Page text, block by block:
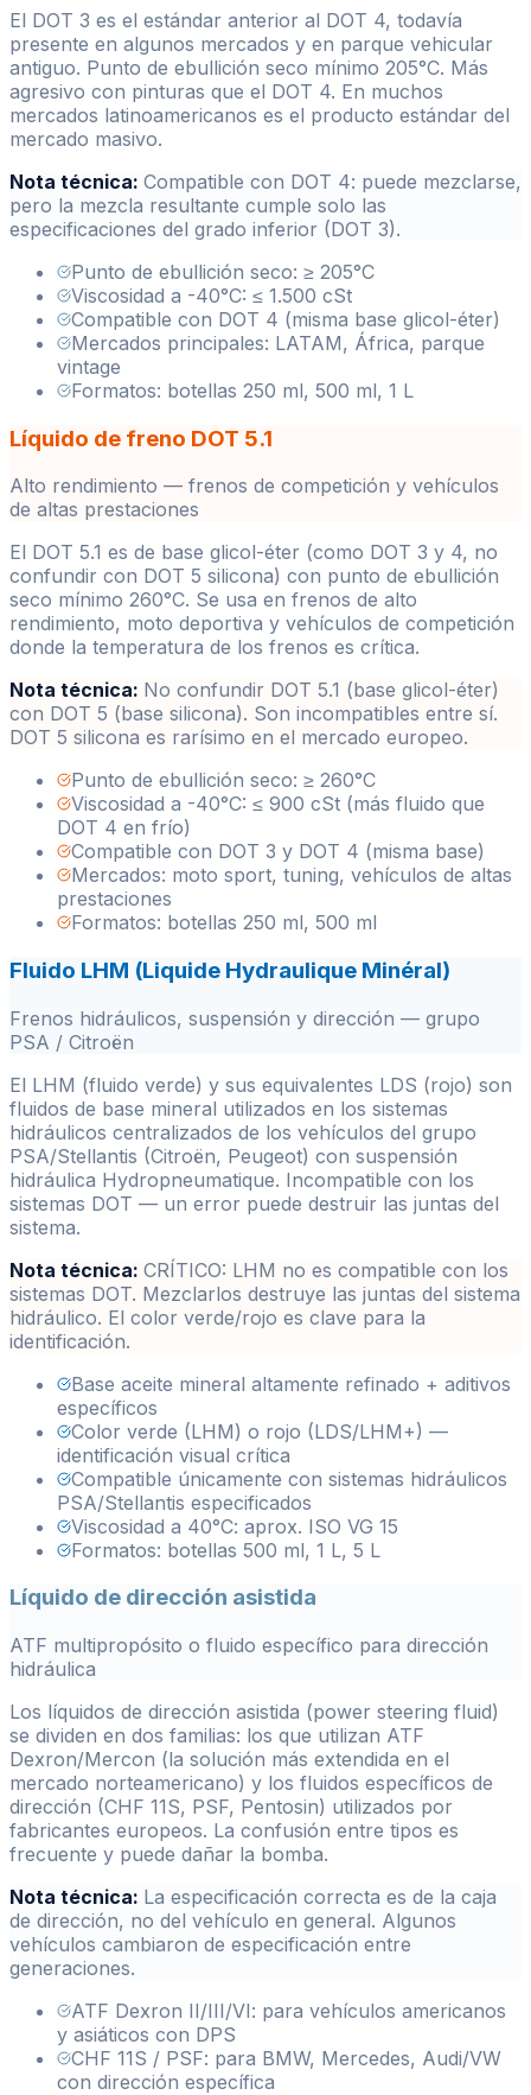
El DOT 3 es el estándar anterior al DOT 4, todavía
presente en algunos mercados y en parque vehicular
antiguo. Punto de ebullición seco mínimo 205°C. Más
agresivo con pinturas que el DOT 4. En muchos
mercados latinoamericanos es el producto estándar del
mercado masivo.
Nota técnica: Compatible con DOT 4: puede mezclarse,
pero la mezcla resultante cumple solo las
especificaciones del grado inferior (DOT 3).
Punto de ebullición seco: ≥ 205°C
Viscosidad a -40°C: ≤ 1.500 cSt
Compatible con DOT 4 (misma base glicol-éter)
Mercados principales: LATAM, África, parque
vintage
Formatos: botellas 250 ml, 500 ml, 1 L
Líquido de freno DOT 5.1
Alto rendimiento — frenos de competición y vehículos
de altas prestaciones
El DOT 5.1 es de base glicol-éter (como DOT 3 y 4, no
confundir con DOT 5 silicona) con punto de ebullición
seco mínimo 260°C. Se usa en frenos de alto
rendimiento, moto deportiva y vehículos de competición
donde la temperatura de los frenos es crítica.
Nota técnica: No confundir DOT 5.1 (base glicol-éter)
con DOT 5 (base silicona). Son incompatibles entre sí.
DOT 5 silicona es rarísimo en el mercado europeo.
Punto de ebullición seco: ≥ 260°C
Viscosidad a -40°C: ≤ 900 cSt (más fluido que
DOT 4 en frío)
Compatible con DOT 3 y DOT 4 (misma base)
Mercados: moto sport, tuning, vehículos de altas
prestaciones
Formatos: botellas 250 ml, 500 ml
Fluido LHM (Liquide Hydraulique Minéral)
Frenos hidráulicos, suspensión y dirección — grupo
PSA / Citroën
El LHM (fluido verde) y sus equivalentes LDS (rojo) son
fluidos de base mineral utilizados en los sistemas
hidráulicos centralizados de los vehículos del grupo
PSA/Stellantis (Citroën, Peugeot) con suspensión
hidráulica Hydropneumatique. Incompatible con los
sistemas DOT — un error puede destruir las juntas del
sistema.
Nota técnica: CRÍTICO: LHM no es compatible con los
sistemas DOT. Mezclarlos destruye las juntas del sistema
hidráulico. El color verde/rojo es clave para la
identificación.
Base aceite mineral altamente refinado + aditivos
específicos
Color verde (LHM) o rojo (LDS/LHM+) —
identificación visual crítica
Compatible únicamente con sistemas hidráulicos
PSA/Stellantis especificados
Viscosidad a 40°C: aprox. ISO VG 15
Formatos: botellas 500 ml, 1 L, 5 L
Líquido de dirección asistida
ATF multipropósito o fluido específico para dirección
hidráulica
Los líquidos de dirección asistida (power steering fluid)
se dividen en dos familias: los que utilizan ATF
Dexron/Mercon (la solución más extendida en el
mercado norteamericano) y los fluidos específicos de
dirección (CHF 11S, PSF, Pentosin) utilizados por
fabricantes europeos. La confusión entre tipos es
frecuente y puede dañar la bomba.
Nota técnica: La especificación correcta es de la caja
de dirección, no del vehículo en general. Algunos
vehículos cambiaron de especificación entre
generaciones.
ATF Dexron II/III/VI: para vehículos americanos
y asiáticos con DPS
CHF 11S / PSF: para BMW, Mercedes, Audi/VW
con dirección específica